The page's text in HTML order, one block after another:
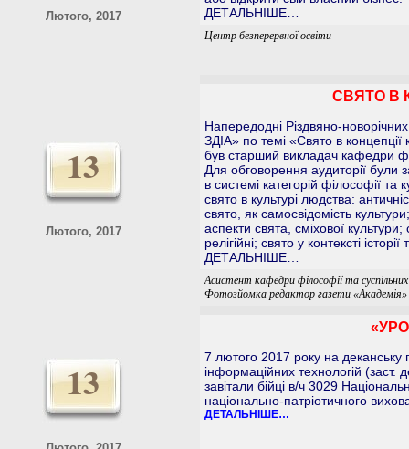
Лютого, 2017
ДЕТАЛЬНІШЕ…
Центр безперервної освіти
13
Лютого, 2017
СВЯТО В
Напередодні Різдвяно-
ЗДІА» по темі «Свято в
був старший викладач кафедри
Для обговорення аудиторії були
в системі категорій філософії та
свято в культурі людства:
свято, як самосвідомість
аспекти свята, сміхової культури;
релігійні; свято у контексті
ДЕТАЛЬНІШЕ…
Асистент кафедри філософії та
Фотозйомка редактор газети
13
7 лютого 2017 року на деканську
інформаційних технологій
завітали бійці в/ч 3029
національно-патріотичного
ДЕТАЛЬНІШЕ…